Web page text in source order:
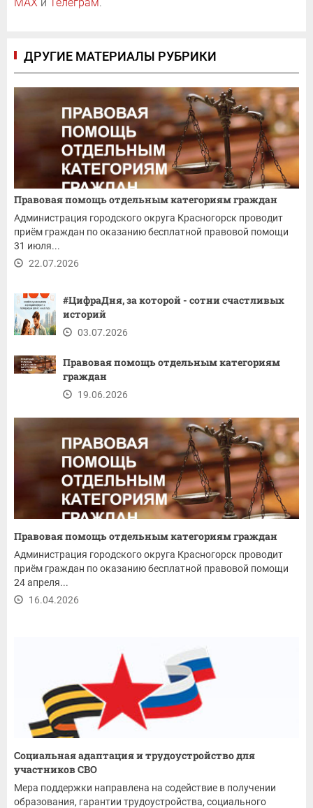
ДРУГИЕ МАТЕРИАЛЫ РУБРИКИ
Правовая помощь отдельным категориям граждан
Администрация городского округа Красногорск проводит
приём граждан по оказанию бесплатной правовой помощи
31 июля...
22.07.2026
#ЦифраДня, за которой - сотни счастливых
историй
03.07.2026
Правовая помощь отдельным категориям
граждан
19.06.2026
Правовая помощь отдельным категориям граждан
Администрация городского округа Красногорск проводит
приём граждан по оказанию бесплатной правовой помощи
24 апреля...
16.04.2026
Социальная адаптация и трудоустройство для
участников СВО
Мера поддержки направлена на содействие в получении
образования, гарантии трудоустройства, социального